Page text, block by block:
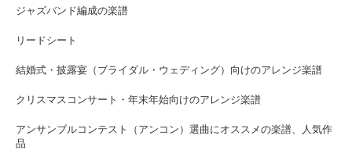
ジャズバンド編成の楽譜
リードシート
結婚式・披露宴（ブライダル・ウェディング）向けのアレンジ楽譜
クリスマスコンサート・年末年始向けのアレンジ楽譜
アンサンブルコンテスト（アンコン）選曲にオススメの楽譜、人気作
品